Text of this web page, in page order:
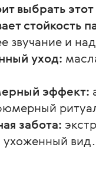
выбрать
стойкость
звучание и
уход:
эффект:
забота:
вид.